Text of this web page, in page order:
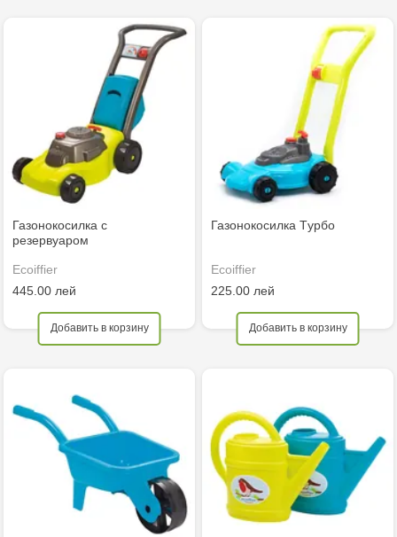
Газонокосилка с
резервуаром
Ecoiffier
445.00 лей
Добавить в корзину
Газонокосилка Tурбо
Ecoiffier
225.00 лей
Добавить в корзину